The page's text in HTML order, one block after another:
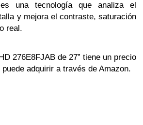
una tecnología que analiza el
y mejora el contraste, saturación
real.
276E8FJAB de 27” tiene un precio
adquirir a través de Amazon.